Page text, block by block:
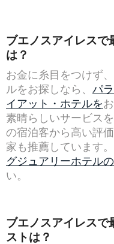
ブエノスアイレスで
は？
お金に糸目をつけず
ルをお探しなら、 パ
イアット・ホテルを
素晴らしいサービス
の宿泊客から高い評
家も推薦しています。
グジュアリーホテルの
い。
ブエノスアイレスで
ストは？